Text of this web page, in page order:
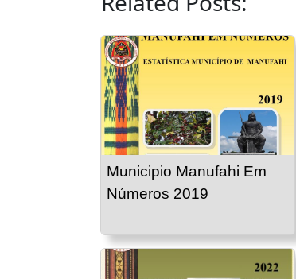
Municipio Manufahi Em
Números 2019